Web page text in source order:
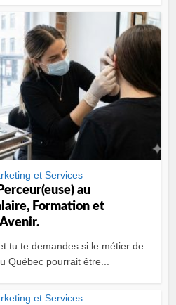
et Services
au
Formation et
Avenir.
tu te demandes si le métier de
Québec pourrait être...
et Services